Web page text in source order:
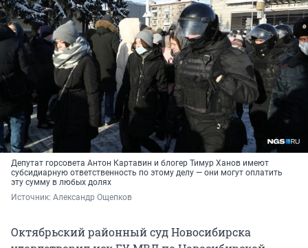
Депутат горсовета Антон Картавин и блогер Тимур Ханов имеют
субсидиарную ответственность по этому делу — они могут оплатить
эту сумму в любых долях
Источник: Александр Ощепков
Октябрьский районный суд Новосибирска